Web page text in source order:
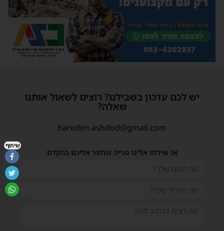
יש לכם עדכון בשבילנו? רוצים לשאול אותנו
שאלה?
haredim.ashdod@gmail.com
או שילחו אלינו פנייה ונחזור אליכם בהקדם
שיתוף